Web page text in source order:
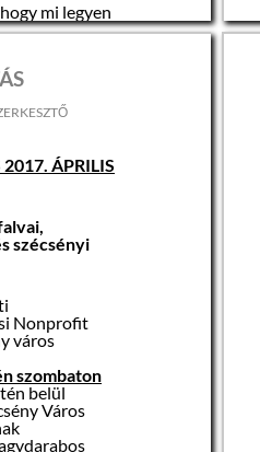
mi legyen
nagyobb
tudunk
Galó
hogy
akkor a
pénteken a
ÁPRILIS
szécsényi
Nonprofit
város
szombaton
belül
Város